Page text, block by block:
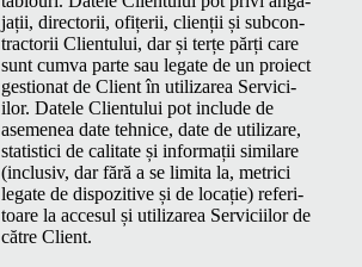
jații, direc­torii, ofițerii, clienții și sub­con­
trac­torii Clien­tu­lui, dar și terțe părți care
sunt cum­va parte sau legate de un proiect
ges­tion­at de Client în uti­lizarea Ser­vici­
ilor. Datele Clien­tu­lui pot include de
aseme­nea date tehnice, date de uti­lizare,
sta­tis­ti­ci de cal­i­tate și infor­mații sim­i­lare
(inclu­siv, dar fără a se limi­ta la, metri­ci
legate de dis­poz­i­tive și de locație) refer­i­
toare la acce­sul și uti­lizarea Ser­vici­ilor de
către Client.